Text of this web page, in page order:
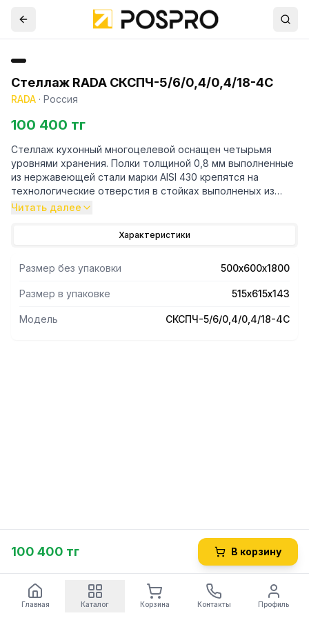
Стеллаж RADA СКСПЧ-5/6/0,4/0,4/18-4С
RADA · Россия
100 400 тг
Стеллаж кухонный многоцелевой оснащен четырьмя
уровнями хранения. Полки толщиной 0,8 мм выполненные
из нержавеющей стали марки AISI 430 крепятся на
технологические отверстия в стойках выполненых из
трубы профильной 40х40 марки AISI 430 и толщиной 1,2
разорбраном виде. Вариант поставки 4 полки и
комплекта 26 кг. Габариты упаковки полок 515х615х143 мм.
Читать далее
Характеристики
Размер без упаковки 500х600х1800
Размер в упаковке 515х615х143
Модель СКСПЧ-5/6/0,4/0,4/18-4С
100 400 тг В корзину
Главная Каталог Корзина Контакты Профиль